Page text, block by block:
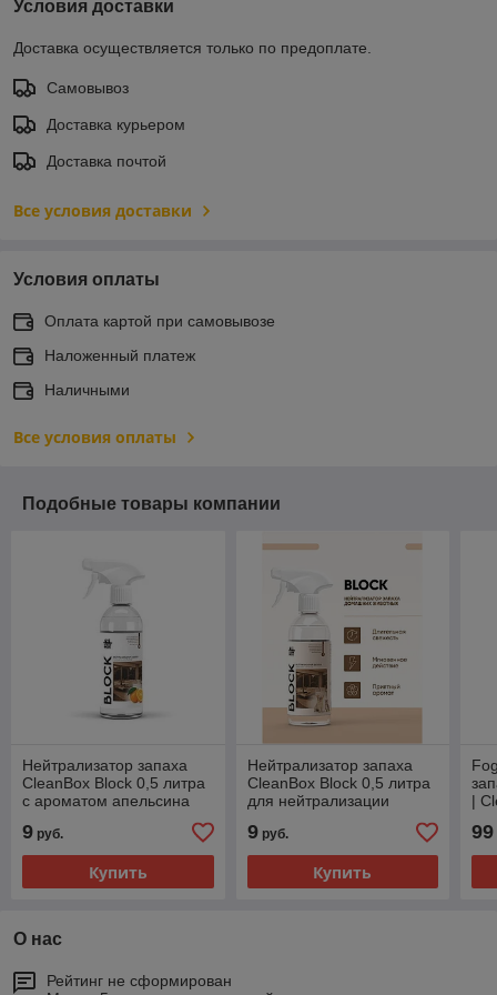
Условия доставки
Доставка осуществляется только по предоплате.
Самовывоз
Доставка курьером
Доставка почтой
Все условия доставки
Условия оплаты
Оплата картой при самовывозе
Наложенный платеж
Наличными
Все условия оплаты
Подобные товары компании
Нейтрализатор запаха
CleanBox Block 0,5 литра
с ароматом апельсина
9 руб.
Купить
Нейтрализатор запаха
CleanBox Block 0,5 литра
для нейтрализации
9руб.
Купить
|
99
О нас
Рейтинг не сформирован